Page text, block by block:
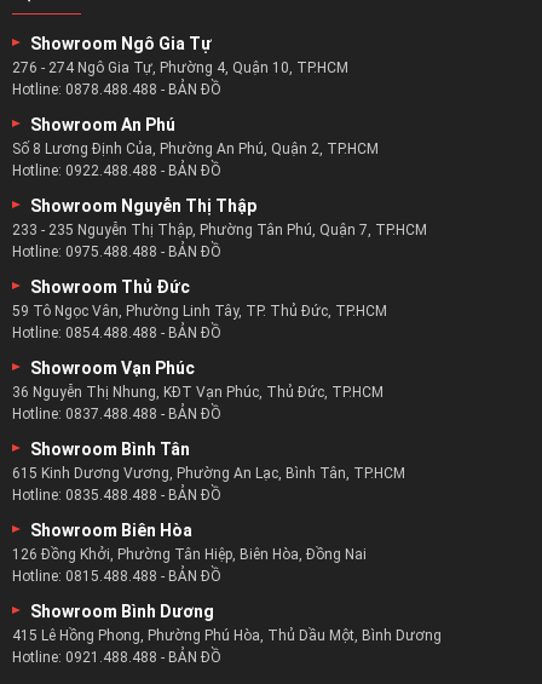
Số 8 Lương Định Của, Phường An Phú, Quận 2, TP.HCM
Hotline:0922.488.488 -BẢN ĐỒ
233 - 235 Nguyễn Thị Thập, Phường Tân Phú, Quận 7, TP.HCM
Hotline:0975.488.488 -BẢN ĐỒ
59 Tô Ngọc Vân, Phường Linh Tây, TP. Thủ Đức, TP.HCM
Hotline:0854.488.488 - BẢN ĐỒ
36 Nguyễn Thị Nhung, KĐT Vạn Phúc, Thủ Đức, TP.HCM
Hotline: 0837.488.488-BẢN ĐỒ
615 Kinh Dương Vương, Phường An Lạc, Bình Tân, TP.HCM
Hotline:0835.488.488-BẢN ĐỒ
126 Đồng Khởi, Phường Tân Hiệp, Biên Hòa, Đồng Nai
Hotline:0815.488.488-BẢN ĐỒ
415 Lê Hồng Phong, Phường Phú Hòa, Thủ Dầu Một, Bình Dương
Hotline:0921.488.488-BẢN ĐỒ
217 Trần Hưng Đạo, Phú Thủy, TP. Phan Thiết, Bình Thuận
Hotline:0829.488.488-BẢN ĐỒ